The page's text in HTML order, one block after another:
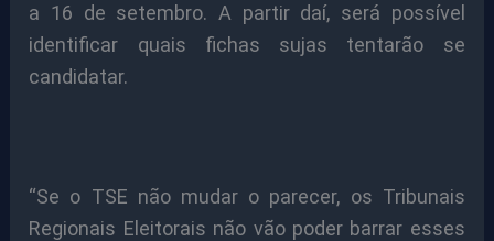
a 16 de setembro. A partir daí, será possível
identificar quais fichas sujas tentarão se
candidatar.
“Se o TSE não mudar o parecer, os Tribunais
Regionais Eleitorais não vão poder barrar esses